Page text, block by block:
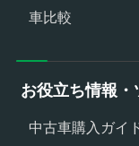
車比較
お役立ち情報・
中古車購入ガイ